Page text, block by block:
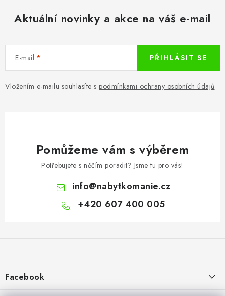
Aktuální novinky a akce na váš e-mail
E-mail
Vložením e-mailu souhlasíte s podmínkami ochrany osobních údajů
PŘIHLÁSIT SE
Pomůžeme vám s výběrem
Potřebujete s něčím poradit? Jsme tu pro vás!
info@nabytkomanie.cz
+420 607 400 005
aFacebook